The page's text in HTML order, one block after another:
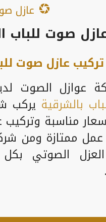
عازل
صوت للباب
عازل صوت
عوازل الصوت
بالشرقية يركب
مناسبة
ممتازة ومن
الصوتي بكل